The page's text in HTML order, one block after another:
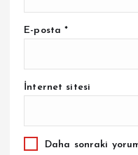
E-posta*
İnternet sitesi
Daha sonraki